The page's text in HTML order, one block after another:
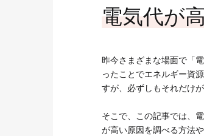
電気代が
昨今さまざまな場面で「
ったことでエネルギー資
すが、必ずしもそれだけ
そこで、この記事では、
が高い原因を調べる方法